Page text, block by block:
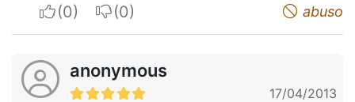
I apreciateI do not appreciate abuso
anonymous
17/04/2013